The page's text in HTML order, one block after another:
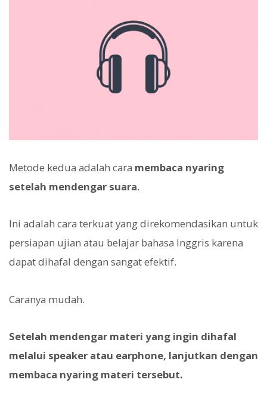
Metode kedua adalah cara membaca nyaring
setelah mendengar suara.
Ini adalah cara terkuat yang direkomendasikan untuk
persiapan ujian atau belajar bahasa Inggris karena
dapat dihafal dengan sangat efektif.
Caranya mudah.
Setelah mendengar materi yang ingin dihafal
melalui speaker atau earphone, lanjutkan dengan
membaca nyaring materi tersebut.